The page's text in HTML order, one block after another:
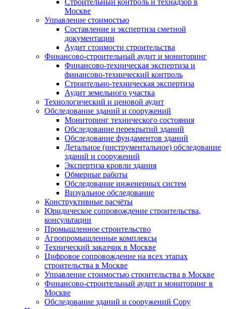
Строительный контроль и технадзор в
Москве
Управление стоимостью
Составление и экспертиза сметной
документации
Аудит стоимости строительства
Финансово-строительный аудит и мониторинг
Финансово-техническая экспертиза и
финансово-технический контроль
Строительно-техническая экспертиза
Аудит земельного участка
Технологический и ценовой аудит
Обследование зданий и сооружений
Мониторинг технического состояния
Обследование перекрытий зданий
Обследование фундаментов зданий
Детальное (инструментальное) обследование
зданий и сооружений
Экспертиза кровли здания
Обмерные работы
Обследование инженерных систем
Визуальное обследование
Конструктивные расчёты
Юридическое сопровождение строительства,
консультации
Промышленное строительство
Агропромышленные комплексы
Технический заказчик в Москве
Цифровое сопровождение на всех этапах
строительства в Москве
Управление стоимостью строительства в Москве
Финансово-строительный аудит и мониторинг в
Москве
Обследование зданий и сооружений Copy